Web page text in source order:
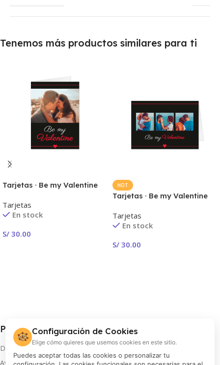
Tenemos más productos similares para ti
Tarjetas · Be my Valentine
Tarjetas
En stock
S/ 30.00
HOT
Tarjetas · Be my Valentine
Tarjetas
En stock
S/ 30.00
Procolor S.A.
Distribuidor oficial de FUJIFILM en Perú
Av. Arequipa 810, Lima
🍪 Configuración de Cookies
Elige cómo quieres que usemos cookies en este sitio.
Puedes aceptar todas las cookies o personalizar tu